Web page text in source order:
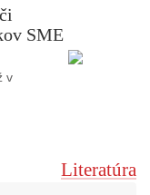
SME
v
Literatúra